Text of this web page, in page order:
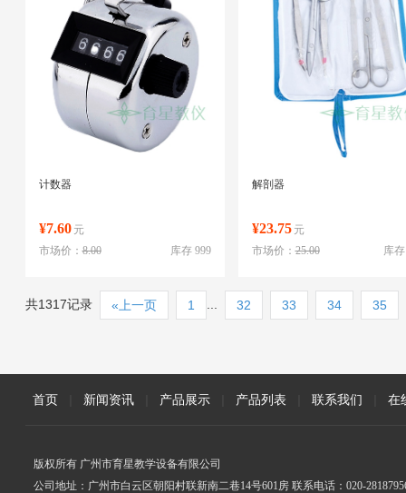
计数器
¥7.60 元
库存 999
市场价：8.00
解剖器
¥23.75 元
库
市场价：25.00
共1317记录 «上一页 1 32 33 34 35
首页 新闻资讯 产品展示 产品列表 联系我们 在
版权所有 广州市育星教学设备有限公司
公司地址：广州市白云区朝阳村联新南二巷14号601房 联系电话：020-